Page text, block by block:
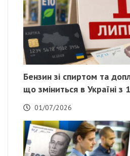
Бензин зі спиртом та
що зміниться в Україні з
01/07/2026